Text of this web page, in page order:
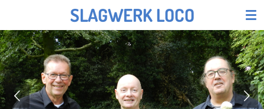
naar
de
hoofdinhoud
SLAGWERK LOCO